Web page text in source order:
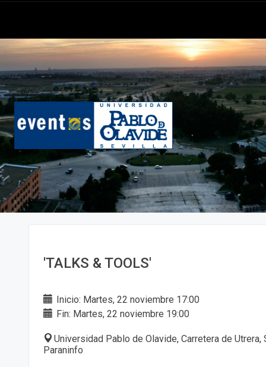
'TALKS & TOOLS'
Inicio: Martes, 22 noviembre 17:00
Fin: Martes, 22 noviembre 19:00
Universidad Pablo de Olavide, Carretera de Utrera,
Paraninfo